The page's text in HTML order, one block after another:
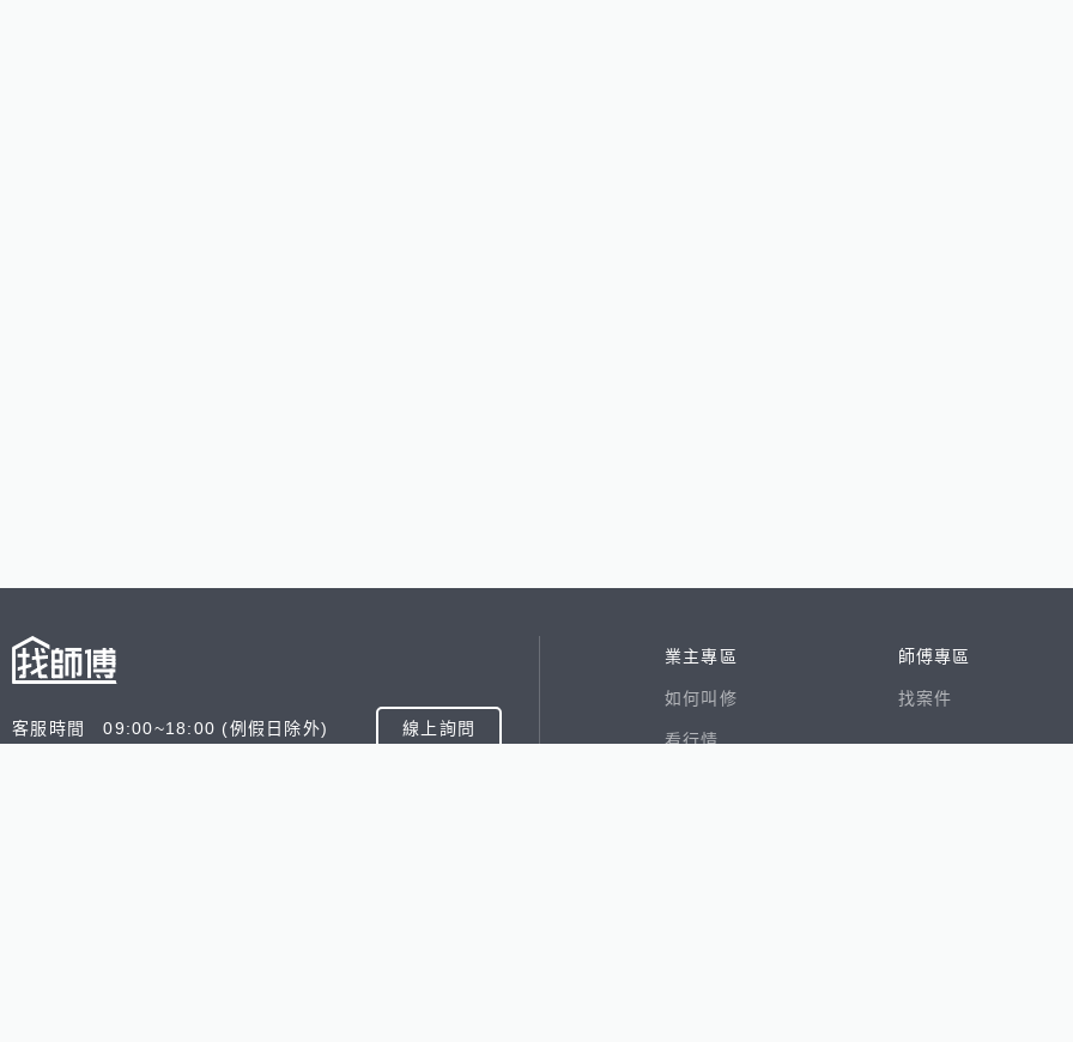
客服時間 09:00~18:00 (例假日除外) 線上詢問
業主專區
如何叫修
看行情
師傅專區
找案件